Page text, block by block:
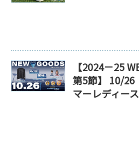
【2024－25
第5節】 10/26
マーレディー